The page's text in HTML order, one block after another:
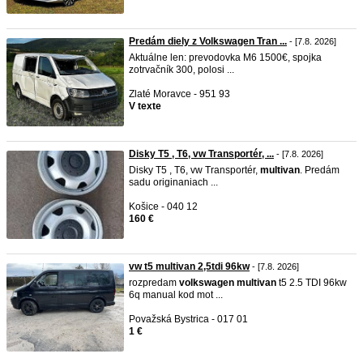
Predám diely z Volkswagen Tran ... - [7.8. 2026]
Aktuálne len: prevodovka M6 1500€, spojka
zotrvačník 300, polosi ...
Zlaté Moravce - 951 93
V texte
Disky T5 , T6, vw Transportér, ... - [7.8. 2026]
Disky T5 , T6, vw Transportér, multivan. Predám
sadu originaniach ...
Košice - 040 12
160 €
vw t5 multivan 2,5tdi 96kw- [7.8. 2026]
rozpredam volkswagen multivan t5 2.5 TDI 96kw
6q manual kod mot ...
Považská Bystrica - 017 01
1 €